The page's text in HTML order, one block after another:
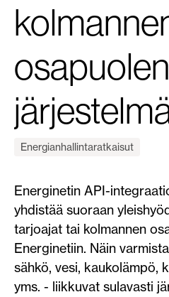
osapuolen
Energianhallintaratkaisut
Energinetin API-
yhdistää suoraan
tarjoajat tai kolmannen
Energinetiin. Näin
sähkö, vesi, kaukolämpö,
yms. - liikkuvat sulavasti